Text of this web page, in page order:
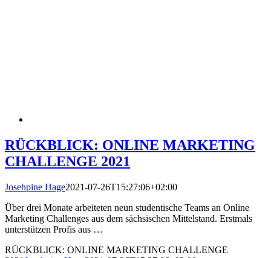
RÜCKBLICK: ONLINE MARKETING
CHALLENGE 2021
Josehpine Hage2021-07-26T15:27:06+02:00
Über drei Monate arbeiteten neun studentische Teams an Online
Marketing Challenges aus dem sächsischen Mittelstand. Erstmals
unterstützen Profis aus …
RÜCKBLICK: ONLINE MARKETING CHALLENGE